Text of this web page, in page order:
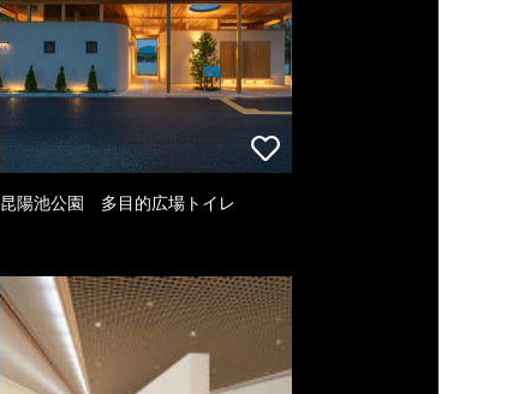
昆陽池公園 多目的広場トイレ